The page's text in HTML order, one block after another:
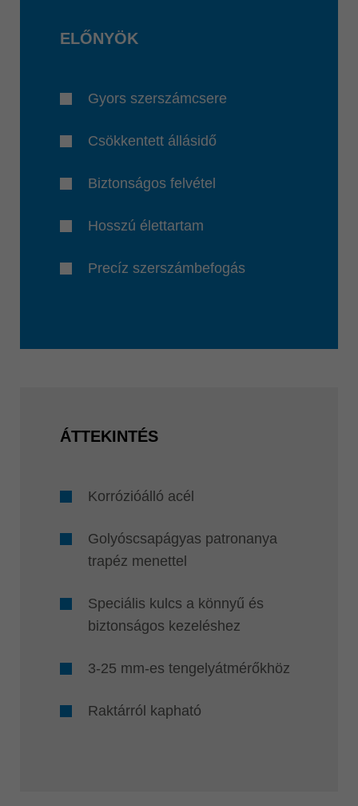
ELŐNYÖK
Gyors szerszámcsere
Csökkentett állásidő
Biztonságos felvétel
Hosszú élettartam
Precíz szerszámbefogás
ÁTTEKINTÉS
Korrózióálló acél
Golyóscsapágyas patronanya
trapéz menettel
Speciális kulcs a könnyű és
biztonságos kezeléshez
3-25 mm-es tengelyátmérőkhöz
Raktárról kapható